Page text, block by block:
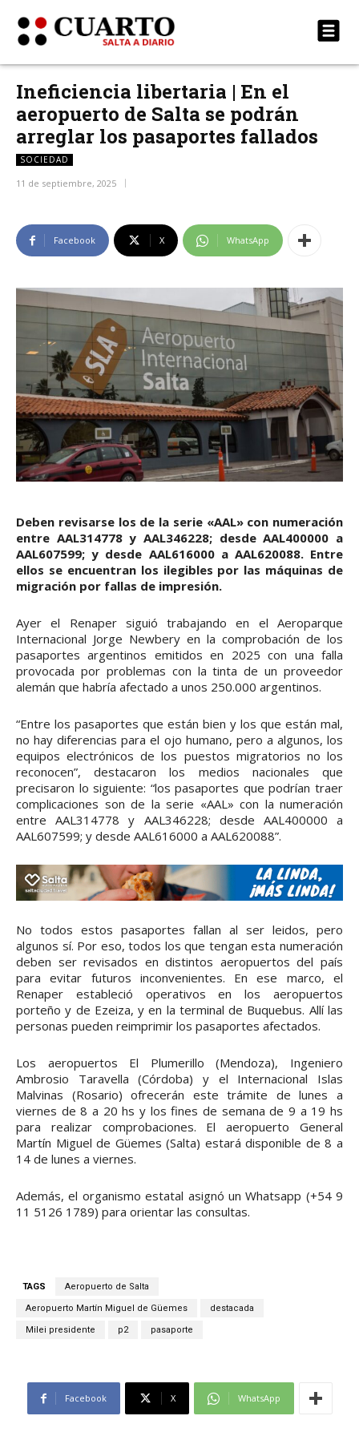
Ineficiencia libertaria | En el
aeropuerto de Salta se podrán
arreglar los pasaportes fallados
SOCIEDAD
11 de septiembre, 2025
Facebook X WhatsApp
Deben revisarse los de la serie «AAL» con numeración
entre AAL314778 y AAL346228; desde AAL400000 a
AAL607599; y desde AAL616000 a AAL620088. Entre
ellos se encuentran los ilegibles por las máquinas de
migración por fallas de impresión.
Ayer el Renaper siguió trabajando en el Aeroparque
Internacional Jorge Newbery en la comprobación de los
pasaportes argentinos emitidos en 2025 con una falla
provocada por problemas con la tinta de un proveedor
alemán que habría afectado a unos 250.000 argentinos.
“Entre los pasaportes que están bien y los que están mal,
no hay diferencias para el ojo humano, pero a algunos, los
equipos electrónicos de los puestos migratorios no los
reconocen”, destacaron los medios nacionales que
precisaron lo siguiente: “los pasaportes que podrían traer
complicaciones son de la serie «AAL» con la numeración
entre AAL314778 y AAL346228; desde AAL400000 a
AAL607599; y desde AAL616000 a AAL620088”.
No todos estos pasaportes fallan al ser leidos, pero
algunos sí. Por eso, todos los que tengan esta numeración
deben ser revisados en distintos aeropuertos del país
para evitar futuros inconvenientes. En ese marco, el
Renaper estableció operativos en los aeropuertos
porteño y de Ezeiza, y en la terminal de Buquebus. Allí las
personas pueden reimprimir los pasaportes afectados.
Los aeropuertos El Plumerillo (Mendoza), Ingeniero
Ambrosio Taravella (Córdoba) y el Internacional Islas
Malvinas (Rosario) ofrecerán este trámite de lunes a
viernes de 8 a 20 hs y los fines de semana de 9 a 19 hs
para realizar comprobaciones. El aeropuerto General
Martín Miguel de Güemes (Salta) estará disponible de 8 a
14 de lunes a viernes.
Además, el organismo estatal asignó un Whatsapp (+54 9
11 5126 1789) para orientar las consultas.
TAGS Aeropuerto de Salta
Aeropuerto Martín Miguel de Güemes destacada
Milei presidente p2 pasaporte
Facebook X WhatsApp